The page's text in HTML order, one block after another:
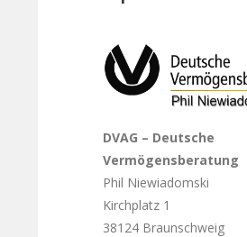
DVAG – Deutsche
Vermögensberatung
Phil Niewiadomski
Kirchplatz 1
38124 Braunschweig